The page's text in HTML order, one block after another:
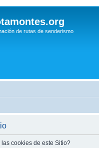
de rutas de senderismo
cookies de este Sitio?